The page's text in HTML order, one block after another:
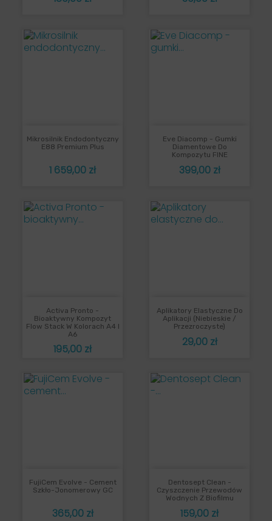
Mikrosilnik Endodontyczny
E88 Premium Plus
Cena
1 659,00 zł
Eve Diacomp - Gumki
Diamentowe Do
Kompozytu FINE
Cena
399,00 zł
Activa Pronto -
Bioaktywny Kompozyt
Flow Stack W Kolorach A4 I
A6
Cena
195,00 zł
Aplikatory Elastyczne Do
Aplikacji (niebieskie /
Przezroczyste)
Cena
29,00 zł
FujiCem Evolve - Cement
Szkło-Jonomerowy GC
Cena
365,00 zł
Dentosept Clean -
Czyszczenie Przewodów
Wodnych Z Biofilmu
Cena
159,00 zł